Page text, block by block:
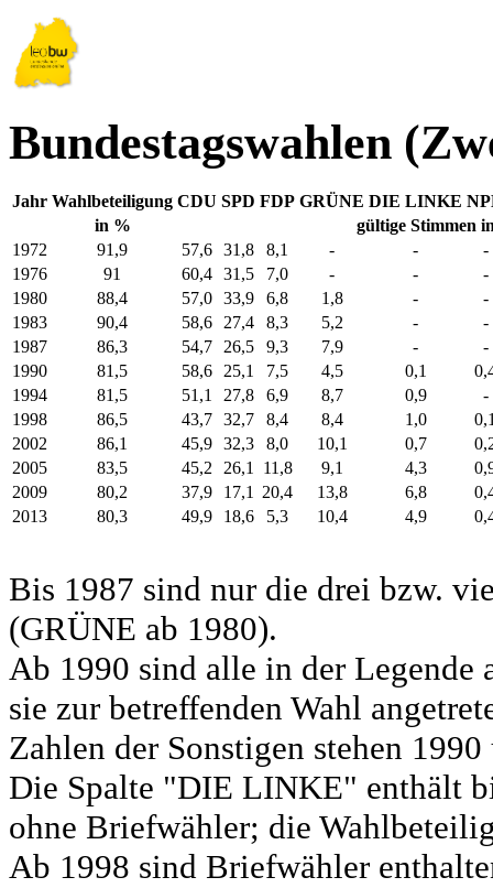
Bundestagswahlen
Jahr Wahlbeteiligung CDU SPD FDP GRÜNE DIE LINKE
in %
gültige Stimmen
1972
91,9 57,6 31,8 8,1 - -
-
1976
91 60,4 31,5 7,0 - -
-
1980
88,4 57,0 33,9 6,8 1,8 -
-
1983
90,4 58,6 27,4 8,3 5,2 -
-
1987
86,3 54,7 26,5 9,3 7,9 -
-
1990
81,5 58,6 25,1 7,5 4,5 0,1
1994
81,5 51,1 27,8 6,9 8,7 0,9
-
1998
86,5 43,7 32,7 8,4 8,4 1,0
2002
86,1 45,9 32,3 8,0 10,1 0,7
2005
83,5 45,2 26,1 11,8 9,1 4,3
2009
80,2 37,9 17,1 20,4 13,8 6,8
2013
80,3 49,9 18,6 5,3 10,4 4,9
Bis 1987 sind nur die drei bzw.
(GRÜNE ab 1980).
Ab 1990 sind alle in der Legende
sie zur betreffenden Wahl
Zahlen der Sonstigen stehen
Die Spalte "DIE LINKE" enthält
ohne Briefwähler; die
Ab 1998 sind Briefwähler